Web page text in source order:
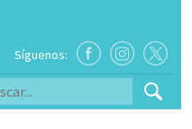
Síguenos: